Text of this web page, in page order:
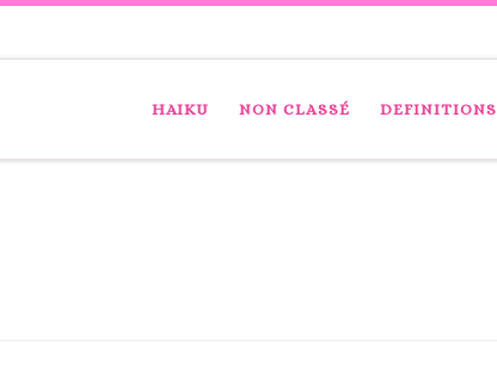
HAIKU NON CLASSÉ DEFINITIONS